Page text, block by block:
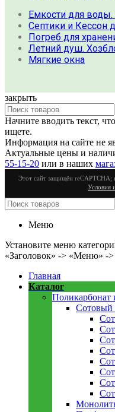
Емкости для
Септики и Кессон
Погреб для
Летний душ.
Мягкие окна
закрыть
Начните вводить текст,
ищете.
Информация на сайте не
Актуальные цены и
55-15-20 или в наших
Этот сайт защищён reCAPTCHA;
Условия
Меню
Установите меню
«Заголовок» -> «Меню» -
Главная
Каталог
Поликарбонат
Сотовый